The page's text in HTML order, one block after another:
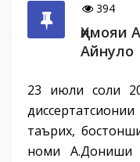
394
Ҳимояи
Айнуло
23 июли соли
таърих,
номи А.Дониши